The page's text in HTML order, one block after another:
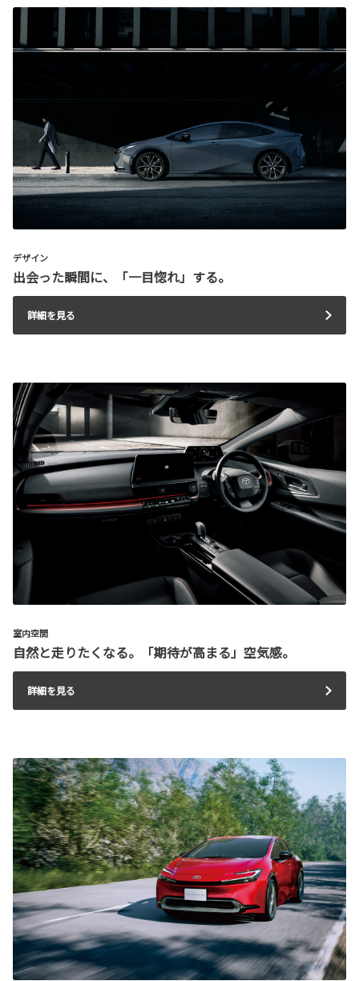
デザイン
出会った瞬間に、「一目惚れ」する。
詳細を見る
室内空間
自然と走りたくなる。「期待が高まる」空気感。
詳細を見る